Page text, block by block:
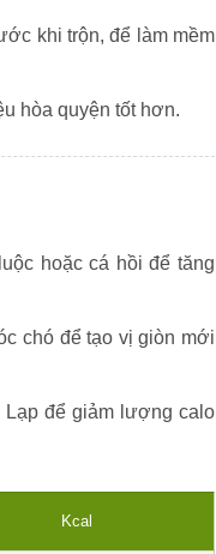
khi trộn, để làm mềm
hòa quyện tốt hơn.
hoặc cá hồi để tăng
chó để tạo vị giòn mới
để giảm lượng calo
Kcal